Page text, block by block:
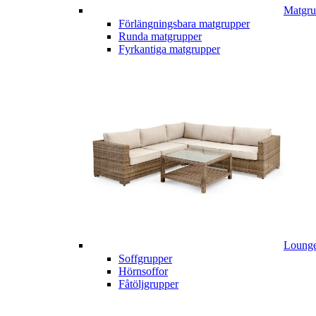
Förlängningsbara matgrupper
Runda matgrupper
Fyrkantiga matgrupper
Soffgrupper
Hörnsoffor
Fåtöljgrupper